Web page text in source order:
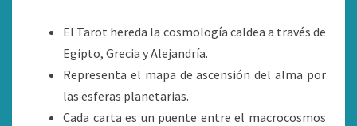
El Tarot hereda la cosmología caldea a través de
Egipto, Grecia y Alejandría.
Representa el mapa de ascensión del alma por
las esferas planetarias.
Cada carta es un puente entre el macrocosmos